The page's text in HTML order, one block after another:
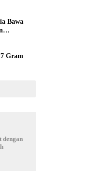
Bawa
Gram
dengan